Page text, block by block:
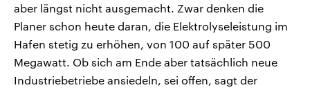
aber längst nicht ausgemacht. Zwar denken die
Planer schon heute daran, die Elektrolyseleistung im
Hafen stetig zu erhöhen, von 100 auf später 500
Megawatt. Ob sich am Ende aber tatsächlich neue
Industriebetriebe ansiedeln, sei offen, sagt der